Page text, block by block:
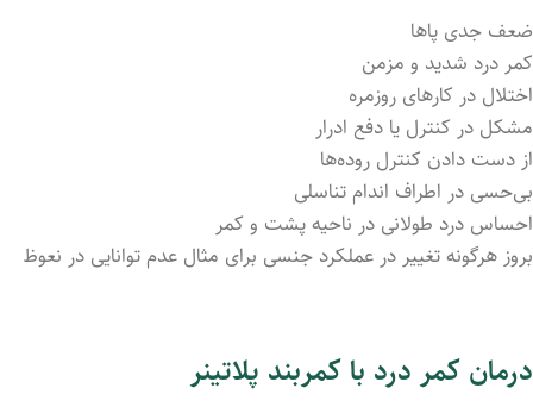
ضعف جدی پاها
کمر درد شدید و مزمن
اختلال در کارهای روزمره
مشکل در کنترل یا دفع ادرار
از دست داد‌ن کنترل روده‌ها
بی‌حسی در اطراف اندام تناسلی
احساس درد طولانی در ناحیه پشت و کمر
بروز هرگونه تغییر در عملکرد جنسی برای مثال عدم توانایی در نعوظ
درمان کمر درد با کمربند پلاتینر